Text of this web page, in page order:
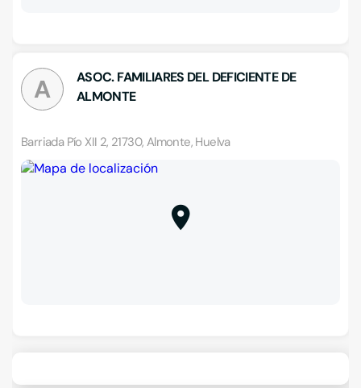
A
ASOC. FAMILIARES DEL DEFICIENTE DE
ALMONTE
Barriada Pío XII 2, 21730, Almonte, Huelva